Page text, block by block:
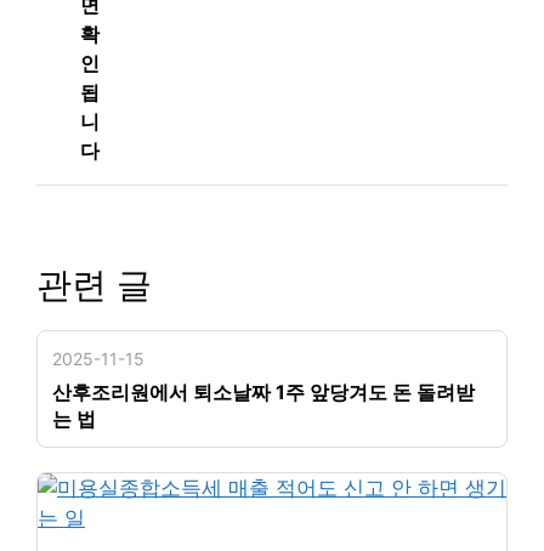
면
확
인
됩
니
다
관련 글
2025-11-15
산후조리원에서 퇴소날짜 1주 앞당겨도 돈 돌려받
는 법